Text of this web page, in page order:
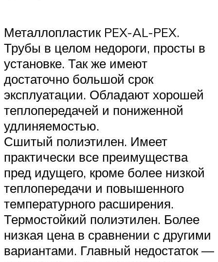
Металлопластик PEX-AL-PEX.
Трубы в целом недороги, просты в
установке. Так же имеют
достаточно большой срок
эксплуатации. Обладают хорошей
теплопередачей и пониженной
удлиняемостью.
Сшитый полиэтилен. Имеет
практически все преимущества
пред идущего, кроме более низкой
теплопередачи и повышенного
температурного расширения.
Термостойкий полиэтилен. Более
низкая цена в сравнении с другими
вариантами. Главный недостаток —